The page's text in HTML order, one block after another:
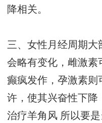
降相关。
三、女性月经周期
会略有变化，雌激素
癫疯发作，孕激素则
许，使其兴奋性下降
治疗羊角风 所以要